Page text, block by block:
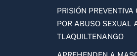
PRISIÓN
POR ABUSO SEXUAL
TLAQUILTENANGO